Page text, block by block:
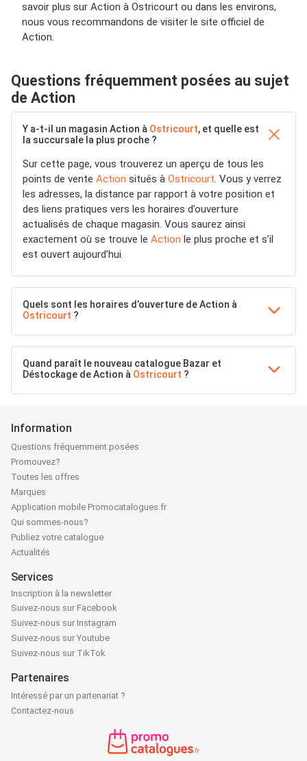
savoir plus sur Action à Ostricourt ou dans les environs,
nous vous recommandons de visiter le site officiel de
Action.
Questions fréquemment posées au sujet
de Action
Y a-t-il un magasin Action à Ostricourt, et quelle est
la succursale la plus proche ?
Sur cette page, vous trouverez un aperçu de tous les
points de vente Action situés à Ostricourt. Vous y verrez
les adresses, la distance par rapport à votre position et
des liens pratiques vers les horaires d’ouverture
actualisés de chaque magasin. Vous saurez ainsi
exactement où se trouve le Action le plus proche et s’il
est ouvert aujourd’hui.
Quels sont les horaires d’ouverture de Action à
Ostricourt ?
Quand paraît le nouveau catalogue Bazar et
Déstockage de Action à Ostricourt ?
Information
Questions fréquemment posées
Promouvez?
Toutes les offres
Marques
Application mobile Promocatalogues.fr
Qui sommes-nous?
Publiez votre catalogue
Actualités
Services
Inscription à la newsletter
Suivez-nous sur Facebook
Suivez-nous sur Instagram
Suivez-nous sur Youtube
Suivez-nous sur TikTok
Partenaires
Intéressé par un partenariat ?
Contactez-nous